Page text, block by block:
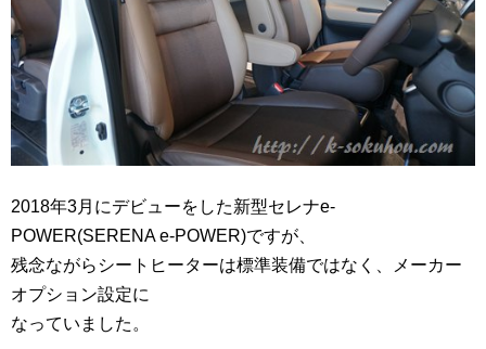
2018年3月にデビューをした新型セレナe-
POWER(SERENA e-POWER)ですが、
残念ながらシートヒーターは標準装備ではなく、メーカー
オプション設定に
なっていました。